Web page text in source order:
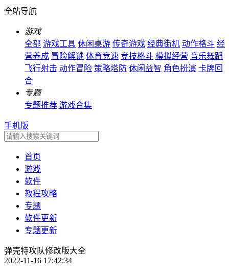
全站导航
游戏
全部 游戏工具 休闲桌游 传奇游戏 经典街机 动作格斗 经
营养成 冒险解谜 体育竞速 竞技格斗 模拟经营 音乐舞蹈
飞行射击 动作冒险 策略塔防 休闲益智 角色扮演 卡牌回
合
专题
专题推荐 游戏合集
手机版
首页
游戏
软件
教程攻略
专题
软件更新
专题更新
弹壳特攻队修改版大全
2022-11-16 17:42:34